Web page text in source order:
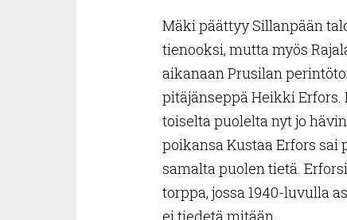
Mäki päättyy Sillanpään
tienooksi, mutta myös
aikanaan Prusilan
pitäjänseppä Heikki
toiselta puolelta nyt jo
poikansa Kustaa Erfors
samalta puolen tietä.
torppa, jossa 1940-luvulla
ei tiedetä mitään.